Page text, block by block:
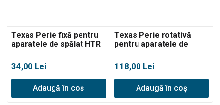
Texas Perie fixă pentru
aparatele de spălat HTR
34,00 Lei
Adaugă în coș
Texas Perie rotativă
pentru aparatele de
118,00 Lei
Adaugă în coș